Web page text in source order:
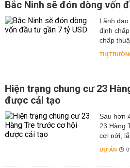
Bắc Ninh sẽ đón dòng vốn
Lãnh
định
chấp
THỊ
Hiện trạng chung cư 23
được cải tạo
Sau hơn
23 Hàng
cơi nới,
DỰ ÁN